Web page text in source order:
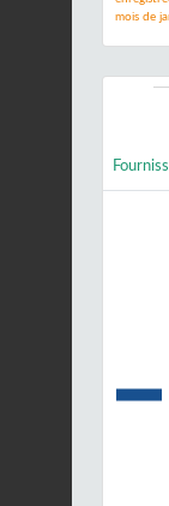
mois de